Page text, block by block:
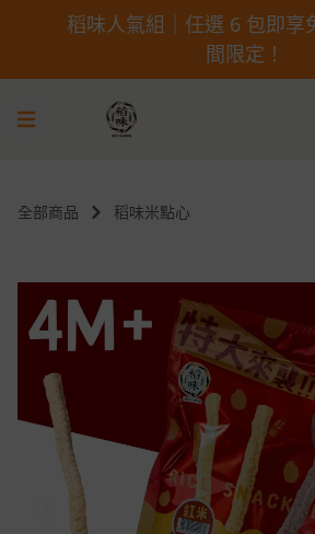
稻味人氣組｜任選 6 包即享
間限定！
全部商品 稻味米點心